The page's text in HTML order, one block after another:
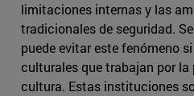
limitaciones internas y las
tradicionales de seguridad.
puede evitar este fenómeno
culturales que trabajan por
cultura. Estas instituciones